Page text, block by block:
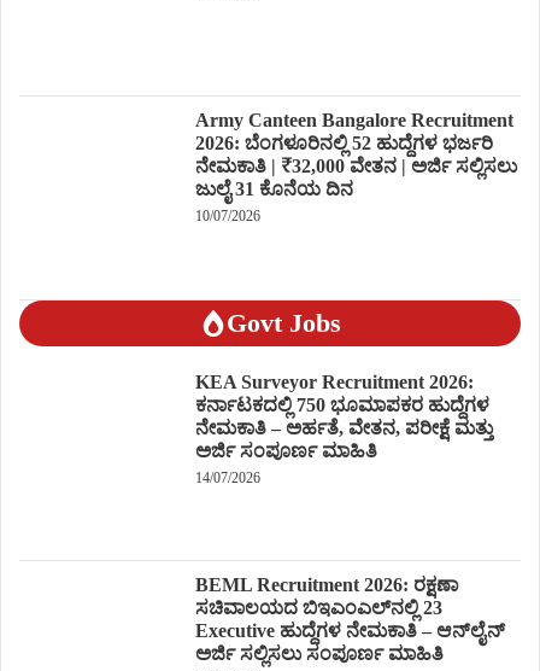
Army Canteen Bangalore Recruitment
2026: ಬೆಂಗಳೂರಿನಲ್ಲಿ 52 ಹುದ್ದೆಗಳ ಭರ್ಜರಿ
ನೇಮಕಾತಿ | ₹32,000 ವೇತನ | ಅರ್ಜಿ ಸಲ್ಲಿಸಲು
ಜುಲೈ 31 ಕೊನೆಯ ದಿನ
10/07/2026
Govt Jobs
KEA Surveyor Recruitment 2026:
ಕರ್ನಾಟಕದಲ್ಲಿ 750 ಭೂಮಾಪಕರ ಹುದ್ದೆಗಳ
ನೇಮಕಾತಿ – ಅರ್ಹತೆ, ವೇತನ, ಪರೀಕ್ಷೆ ಮತ್ತು
ಅರ್ಜಿ ಸಂಪೂರ್ಣ ಮಾಹಿತಿ
14/07/2026
BEML Recruitment 2026: ರಕ್ಷಣಾ
ಸಚಿವಾಲಯದ ಬಿಇಎಂಎಲ್‌ನಲ್ಲಿ 23
Executive ಹುದ್ದೆಗಳ ನೇಮಕಾತಿ – ಆನ್‌ಲೈನ್
ಅರ್ಜಿ ಸಲ್ಲಿಸಲು ಸಂಪೂರ್ಣ ಮಾಹಿತಿ